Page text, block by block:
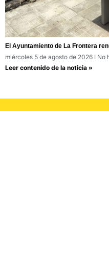
El Ayuntamiento de La Frontera
miércoles 5 de agosto de 2026
No
Leer contenido de la noticia »